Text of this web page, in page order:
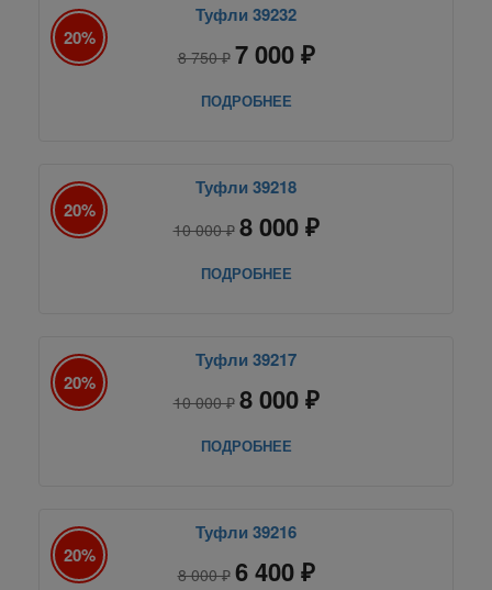
20%
Туфли 39232
8 750 ₽ 7 000 ₽
ПОДРОБНЕЕ
20%
Туфли 39218
10 000 ₽ 8 000 ₽
ПОДРОБНЕЕ
20%
Туфли 39217
10 000 ₽ 8 000 ₽
ПОДРОБНЕЕ
20%
Туфли 39216
8 000 ₽ 6 400 ₽